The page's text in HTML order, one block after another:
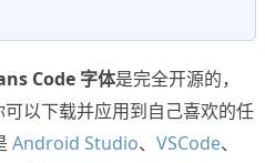
Code 字体是完全开源的，
以下载并应用到自己喜欢的任
Android Studio、 VSCode、